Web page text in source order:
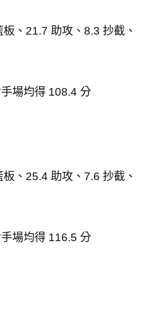
、21.7 助攻、8.3 抄截、
場均得 108.4 分
、25.4 助攻、7.6 抄截、
場均得 116.5 分